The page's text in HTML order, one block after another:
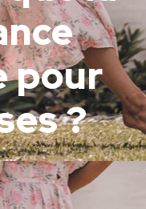
pour
?